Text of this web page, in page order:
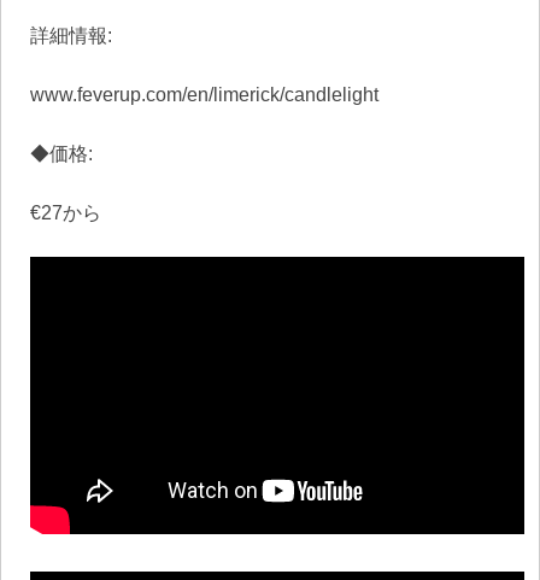
詳細情報:
www.feverup.com/en/limerick/candlelight
◆価格:
€27から